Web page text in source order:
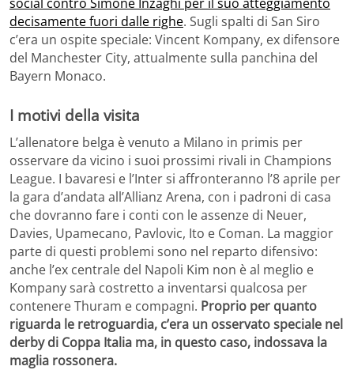
decisamente fuori dalle righe. Sugli spalti di San Siro
c’era un ospite speciale: Vincent Kompany, ex difensore
del Manchester City, attualmente sulla panchina del
Bayern Monaco.
I motivi della visita
L’allenatore belga è venuto a Milano in primis per
osservare da vicino i suoi prossimi rivali in Champions
League. I bavaresi e l’Inter si affronteranno l’8 aprile per
la gara d’andata all’Allianz Arena, con i padroni di casa
che dovranno fare i conti con le assenze di Neuer,
Davies, Upamecano, Pavlovic, Ito e Coman. La maggior
parte di questi problemi sono nel reparto difensivo:
anche l’ex centrale del Napoli Kim non è al meglio e
Kompany sarà costretto a inventarsi qualcosa per
contenere Thuram e compagni. Proprio per quanto
riguarda le retroguardia, c’era un osservato speciale nel
derby di Coppa Italia ma, in questo caso, indossava la
maglia rossonera.